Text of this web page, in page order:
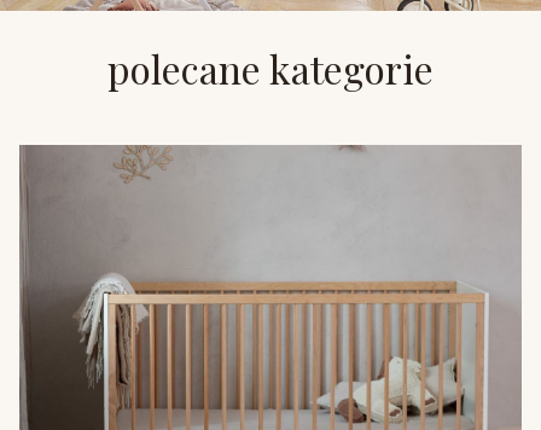
polecane kategorie